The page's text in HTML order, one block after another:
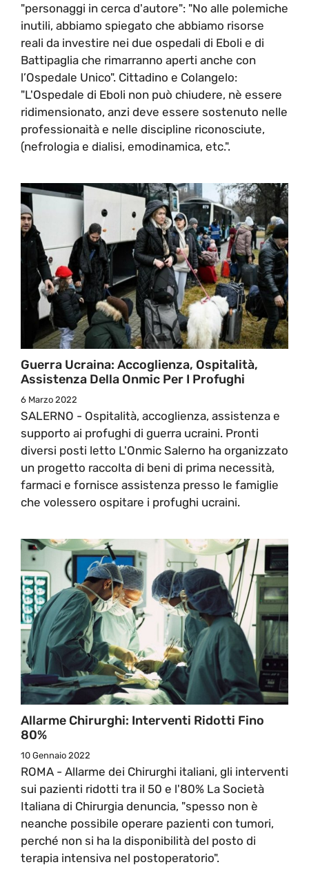
"personaggi in cerca d'autore": "No alle polemiche
inutili, abbiamo spiegato che abbiamo risorse
reali da investire nei due ospedali di Eboli e di
Battipaglia che rimarranno aperti anche con
l’Ospedale Unico". Cittadino e Colangelo:
"L'Ospedale di Eboli non può chiudere, nè essere
ridimensionato, anzi deve essere sostenuto nelle
professionaità e nelle discipline riconosciute,
(nefrologia e dialisi, emodinamica, etc.".
Guerra Ucraina: Accoglienza, Ospitalità,
Assistenza Della Onmic Per I Profughi
6 Marzo 2022
SALERNO - Ospitalità, accoglienza, assistenza e
supporto ai profughi di guerra ucraini. Pronti
diversi posti letto L'Onmic Salerno ha organizzato
un progetto raccolta di beni di prima necessità,
farmaci e fornisce assistenza presso le famiglie
che volessero ospitare i profughi ucraini.
Allarme Chirurghi: Interventi Ridotti Fino
80%
10 Gennaio 2022
ROMA - Allarme dei Chirurghi italiani, gli interventi
sui pazienti ridotti tra il 50 e l'80% La Società
Italiana di Chirurgia denuncia, "spesso non è
neanche possibile operare pazienti con tumori,
perché non si ha la disponibilità del posto di
terapia intensiva nel postoperatorio".